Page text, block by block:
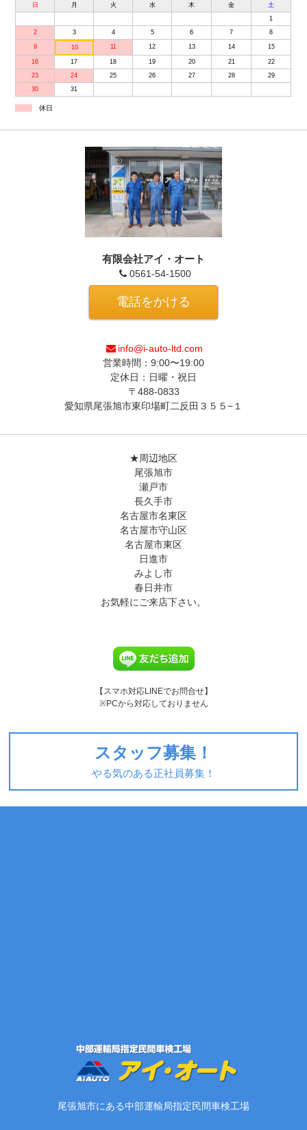
日 月 火 水 木 金
土
1
2
3 4 5 6 7 8
9 10 11 12 13 14 15
16 17 18 19 20 21
22
23
24 25 26 27 28
29
30
31
休日
有限会社アイ・オート
0561-54-1500
電話をかける
info@i-auto-ltd.com
営業時間：9:00〜19:00
定休日：日曜・祝日
〒488-0833
愛知県尾張旭市東印場町二反田３５５−１
★周辺地区
尾張旭市
瀬戸市
長久手市
名古屋市名東区
名古屋市守山区
名古屋市東区
日進市
みよし市
春日井市
お気軽にご来店下さい。
【スマホ対応LINEでお問合せ】
※PCから対応しておりません
スタッフ募集！
やる気のある正社員募集！
尾張旭市にある中部運輸局指定民間車検工場